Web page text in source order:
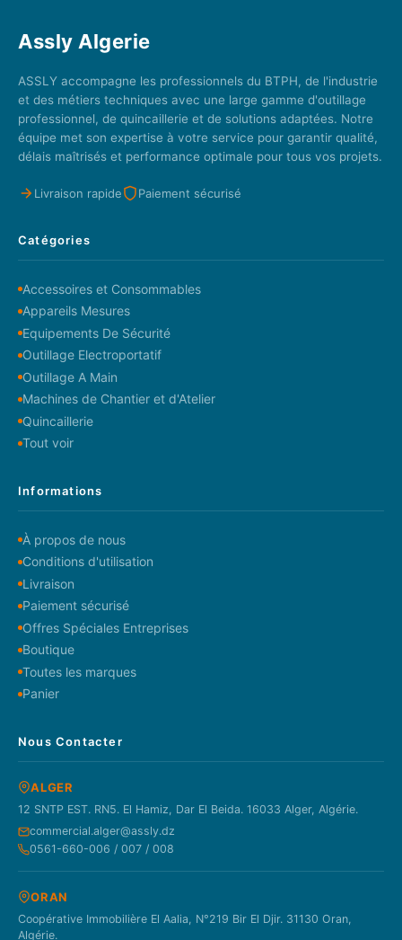
Assly Algerie
ASSLY accompagne les professionnels du BTPH, de l'industrie
et des métiers techniques avec une large gamme d'outillage
professionnel, de quincaillerie et de solutions adaptées. Notre
équipe met son expertise à votre service pour garantir qualité,
délais maîtrisés et performance optimale pour tous vos projets.
Livraison rapide Paiement sécurisé
Catégories
Accessoires et Consommables
Appareils Mesures
Equipements De Sécurité
Outillage Electroportatif
Outillage A Main
Machines de Chantier et d'Atelier
Quincaillerie
Tout voir
Informations
À propos de nous
Conditions d'utilisation
Livraison
Paiement sécurisé
Offres Spéciales Entreprises
Boutique
Toutes les marques
Panier
Nous Contacter
ALGER
12 SNTP EST. RN5. El Hamiz, Dar El Beida. 16033 Alger, Algérie.
commercial.alger@assly.dz
0561-660-006 / 007 / 008
ORAN
Coopérative Immobilière El Aalia, N°219 Bir El Djir. 31130 Oran,
Algérie.